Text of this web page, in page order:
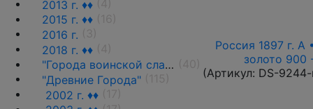
2013 г. ♦♦
2015 г. ♦♦
2016 г.
2018 г. ♦♦
"Города воинской славы"(ГВС) ♦♦
"Древние Города"
2002 г. ♦♦
Россия 1897 г. А
золото 900
(Артикул: DS-